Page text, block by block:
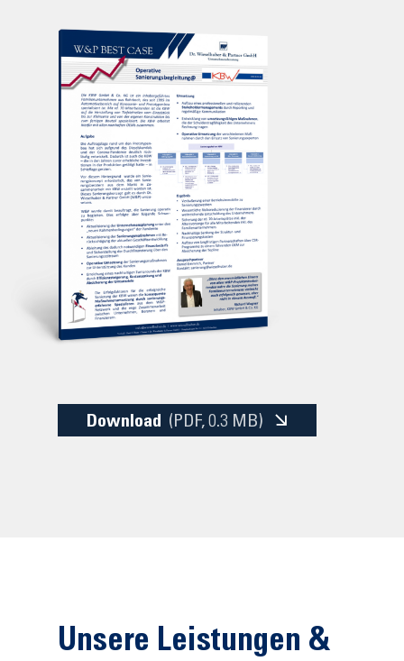
Download (PDF, 0.3 MB)
Unsere Leistungen &